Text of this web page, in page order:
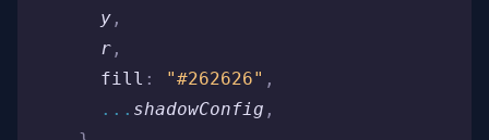
      y
,
      r
,
      fill
: "#262626" ,
      ...
shadowConfig ,